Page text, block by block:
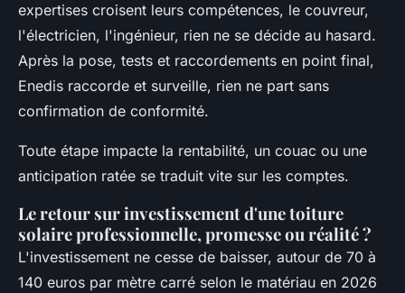
expertises croisent leurs compétences, le couvreur,
l'électricien, l'ingénieur, rien ne se décide au hasard.
Après la pose, tests et raccordements en point final,
Enedis raccorde et surveille, rien ne part sans
confirmation de conformité.
Toute étape impacte la rentabilité, un couac ou une
anticipation ratée se traduit vite sur les comptes.
Le retour sur investissement d'une toiture
solaire professionnelle, promesse ou réalité ?
L'investissement ne cesse de baisser, autour de 70 à
140 euros par mètre carré selon le matériau en 2026